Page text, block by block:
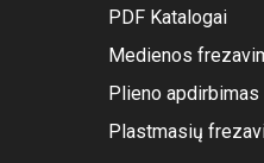
PDF Katalogai
Medienos
Plieno apdirbimas
Plastmasių